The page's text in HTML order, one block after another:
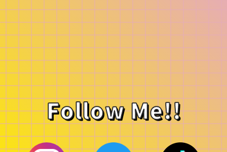
Follow Me!!